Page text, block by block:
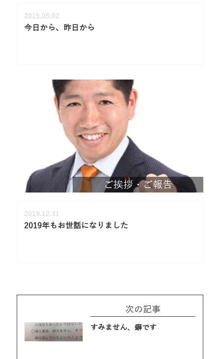
2015.05.02
今日から、昨日から
ご挨拶・ご報告
2019.12.31
2019年もお世話になりました
次の記事
すみません、癖です